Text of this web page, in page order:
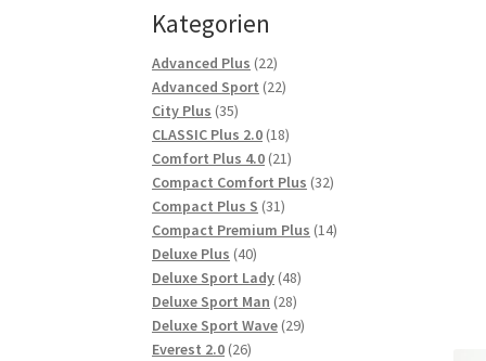
Kategorien
Advanced Plus 2222
Produkte
Advanced Sport 2222
City Plus 3535
Produkte
CLASSIC Plus 2.0 1818
Produkte
Comfort Plus 4.0 2121
Produkte
Compact Comfort Plus 3232
Compact Plus S 3131
Produkte
Compact Premium Plus 1414
Deluxe Plus 4040
Produkte
Deluxe Sport Lady 4848
Deluxe Sport Man 2828
Produkte
Deluxe Sport Wave 2929
Everest 2.0 2626